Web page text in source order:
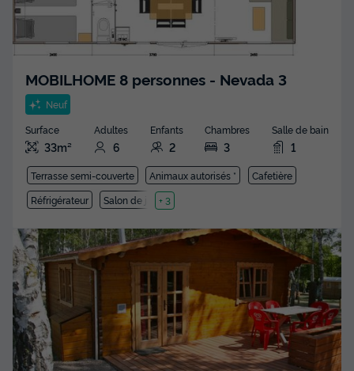
MOBILHOME 8 personnes - Nevada 3
Neuf
Surface
33m²
Adultes
6
Enfants
2
Chambres
3
Salle de bain
1
Terrasse semi-couverte Animaux autorisés *
Cafetière
Réfrigérateur
Salon de jardin
+ 3